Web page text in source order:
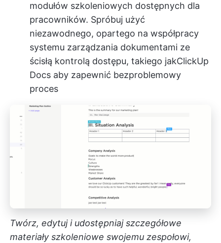
modułów szkoleniowych dostępnych dla
pracowników. Spróbuj użyć
niezawodnego, opartego na współpracy
systemu zarządzania dokumentami ze
ścisłą kontrolą dostępu, takiego jakClickUp
Docs aby zapewnić bezproblemowy
proces
Twórz, edytuj i udostępniaj szczegółowe
materiały szkoleniowe swojemu zespołowi,